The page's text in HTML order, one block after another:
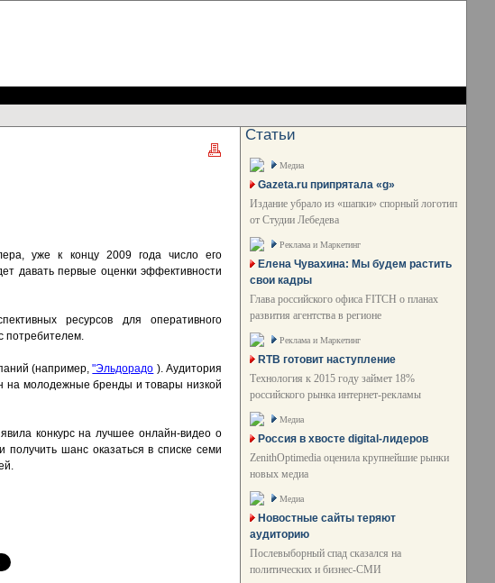
уже к концу 2009 года число его
давать первые оценки эффективности
ресурсов для оперативного
потребителем.
(например,"Эльдорадо ). Аудитория
на молодежные бренды и товары низкой
конкурс на лучшее онлайн-видео о
шанс оказаться в списке семи
Статьи
Медиа
Gazeta.ru припрятала «g»
Издание убрало из «шапки» спорный логотип
от Студии Лебедева
Реклама и Маркетинг
Елена Чувахина: Мы будем растить
свои кадры
Глава российского офиса FITCH о планах
развития агентства в регионе
Реклама и Маркетинг
RTB готовит наступление
Технология к 2015 году займет 18%
российского рынка интернет-рекламы
Медиа
Россия в хвосте digital-лидеров
ZenithOptimedia оценила крупнейшие рынки
новых медиа
Медиа
Новостные сайты теряют
аудиторию
Послевыборный спад сказался на
политических и бизнес-СМИ